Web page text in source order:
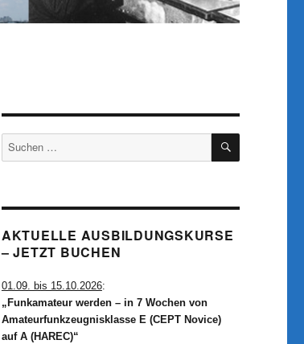
Suchen
nach:
SUCHEN
AKTUELLE AUSBILDUNGSKURSE
– JETZT BUCHEN
01.09. bis 15.10.2026:
„Funkamateur werden – in 7 Wochen von
Amateurfunkzeugnisklasse E (CEPT Novice)
auf A (HAREC)“